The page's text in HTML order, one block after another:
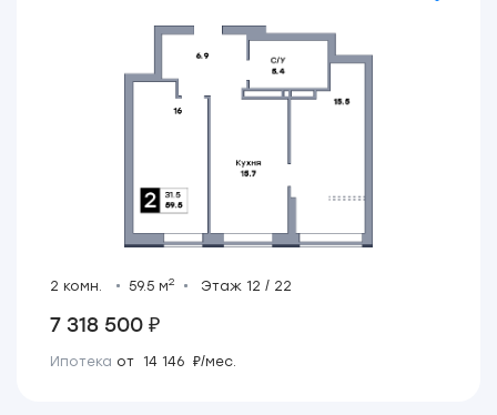
2 комн. 59.5 м2 Этаж 12 / 22
7 318 500 ₽
Ипотека от 14 146 ₽/мес.